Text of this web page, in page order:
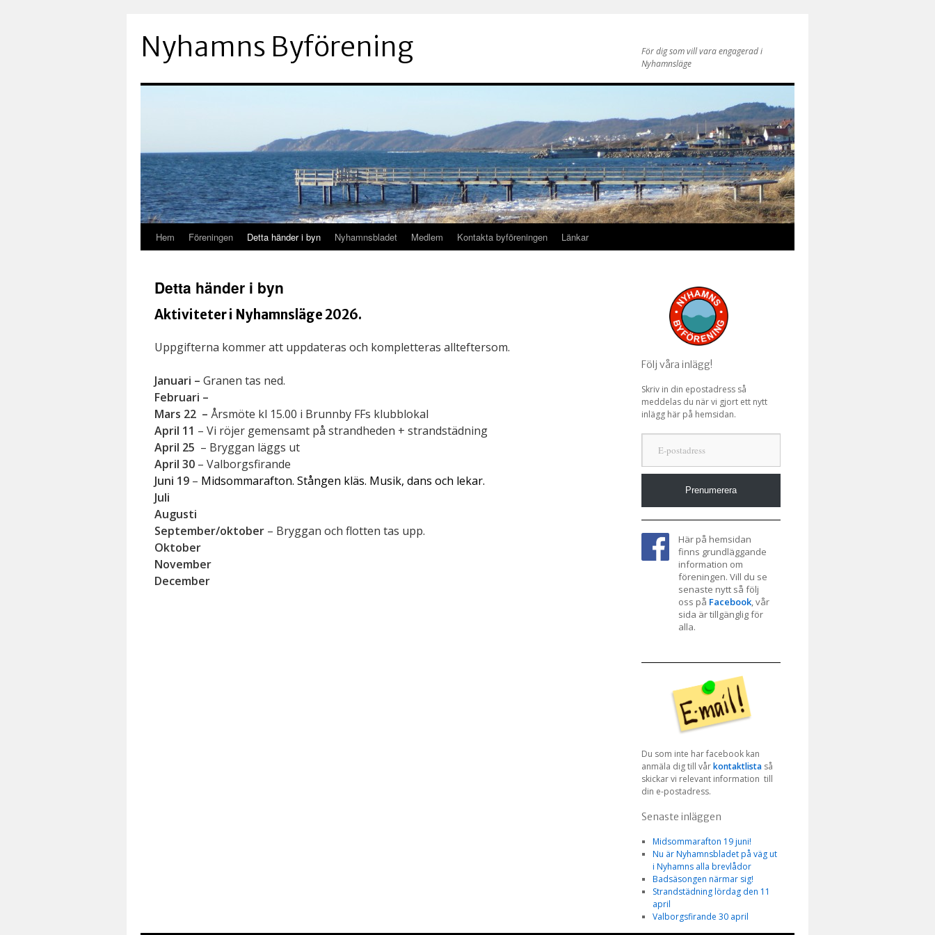
innehåll
Nyhamns Byförening
För dig som vill vara engagerad i
Nyhamnsläge
Hem Föreningen Detta händer i byn Nyhamnsbladet Medlem Kontakta byföreningen Länkar
Detta händer i byn
Aktiviteter i Nyhamnsläge 2026.
Uppgifterna kommer att uppdateras och kompletteras allteftersom.
Januari – Granen tas ned.
Februari –
Mars 22 – Årsmöte kl 15.00 i Brunnby FFs klubblokal
April 11 – Vi röjer gemensamt på strandheden + strandstädning
April 25 – Bryggan läggs ut
April 30 – Valborgsfirande
Juni 19 – Midsommarafton. Stången kläs. Musik, dans och lekar.
Juli
Augusti
September/oktober – Bryggan och flotten tas upp.
Oktober
November
December
Följ våra inlägg!
Skriv in din epostadress så
meddelas du när vi gjort ett nytt
inlägg här på hemsidan.
E-postadress
Prenumerera
Här på hemsidan
finns grundläggande
information om
föreningen. Vill du se
senaste nytt så följ
oss på Facebook, vår
sida är tillgänglig för
alla.
Du som inte har facebook kan
anmäla dig till vårkontaktlista så
skickar vi relevant information till
din e-postadress.
Senaste inläggen
Midsommarafton 19 juni!
Nu är Nyhamnsbladet på väg ut
i Nyhamns alla brevlådor
Badsäsongen närmar sig!
Strandstädning lördag den 11
april
Valborgsfirande 30 april